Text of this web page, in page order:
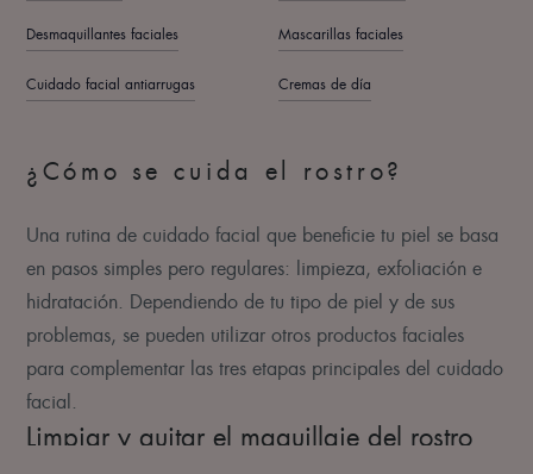
Desmaquillantes faciales Mascarillas faciales
Cuidado facial antiarrugas Cremas de día
¿Cómo se cuida el rostro?
Una rutina de cuidado facial que beneficie tu piel se basa
en pasos simples pero regulares: limpieza, exfoliación e
hidratación. Dependiendo de tu tipo de piel y de sus
problemas, se pueden utilizar otros productos faciales
para complementar las tres etapas principales del cuidado
facial.
Limpiar y quitar el maquillaje del rostro